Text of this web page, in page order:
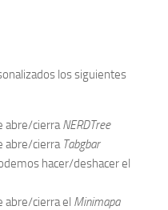
los siguientes
abre/cierraNERDTree
abre/cierra Tabgbar
hacer/deshacer el
abre/cierra el Minimapa